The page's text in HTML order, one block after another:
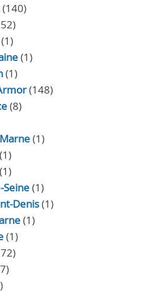
(140)
(1)
(1)
(148)
(8)
(1)
Seine(1)
Denis(1)
(1)
(1)